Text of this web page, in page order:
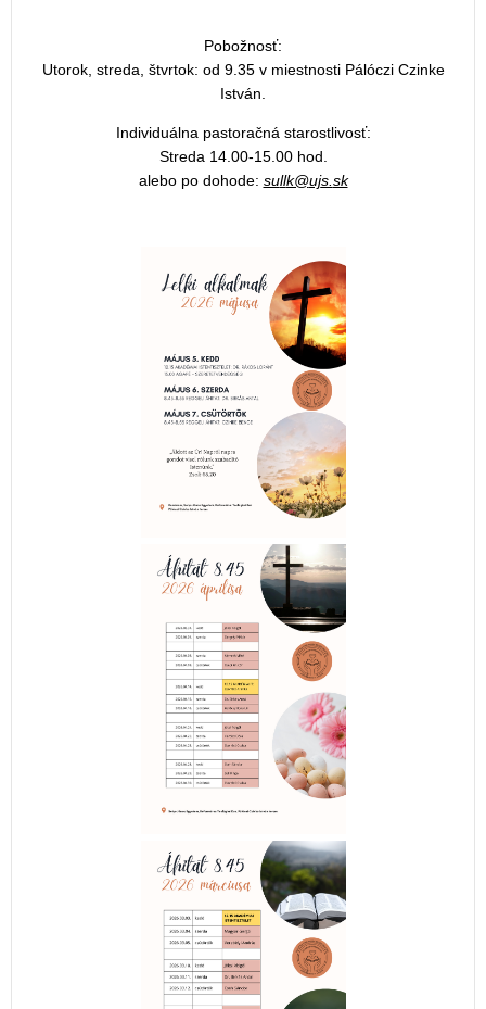
Pobožnosť:
Utorok, streda, štvrtok: od 9.35 v miestnosti Pálóczi Czinke
István.
Individuálna pastoračná starostlivosť:
Streda 14.00-15.00 hod.
alebo po dohode: